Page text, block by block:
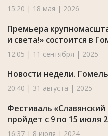
15:20 | 18 мая | 2026
Премьера
и света!» состоится в
12:05 | 11 сентября | 2025
Новости недели.
20:40 | 31 августа | 2025
Фестиваль «Славянский
пройдет с 9 по 15 июля
16:37 | 8 июля | 2024